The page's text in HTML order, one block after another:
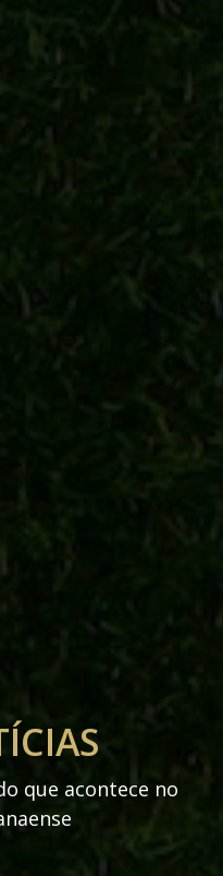
que acontece no